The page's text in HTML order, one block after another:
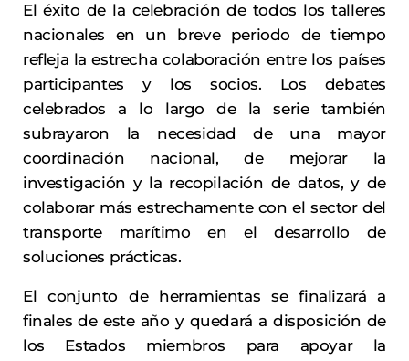
El éxito de la celebración de todos los talleres
nacionales en un breve periodo de tiempo
refleja la estrecha colaboración entre los países
participantes y los socios. Los debates
celebrados a lo largo de la serie también
subrayaron la necesidad de una mayor
coordinación nacional, de mejorar la
investigación y la recopilación de datos, y de
colaborar más estrechamente con el sector del
transporte marítimo en el desarrollo de
soluciones prácticas.
El conjunto de herramientas se finalizará a
finales de este año y quedará a disposición de
los Estados miembros para apoyar la